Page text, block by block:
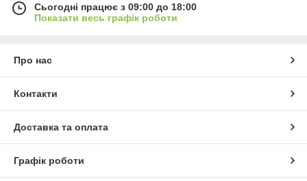
Сьогодні працює з 09:00 до 18:00
Показати весь графік роботи
Про нас
Контакти
Доставка та оплата
Графік роботи